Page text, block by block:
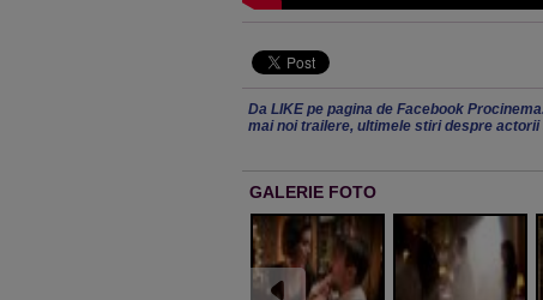
Da LIKE pe pagina de Facebook
mai noi trailere, ultimele stiri despre
GALERIE FOTO